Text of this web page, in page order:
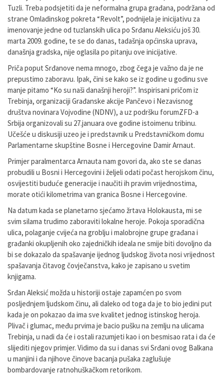
Tuzli. Treba podsjetiti da je neformalna grupa građana, podržana od
strane Omladinskog pokreta “Revolt”, podnijela je inicijativu za
imenovanje jedne od tuzlanskih ulica po Srđanu Aleksiću još 30.
marta 2009. godine, te se do danas, tadašnja općinska uprava,
današnja gradska, nije oglasila po pitanju ove inicijative.
Priča poput Srđanove nema mnogo, zbog čega je važno da je ne
prepustimo zaboravu. Ipak, čini se kako se iz godine u godinu sve
manje pitamo “Ko su naši današnji heroji?”. Inspirisani pričom iz
Trebinja, organizaciji Građanske akcije Pančevo i Nezavisnog
društva novinara Vojvodine (NDNV), a uz podršku forumZFD-a
Srbija organizovali su 27.januara ove godine istoimenu tribinu.
Učešće u diskusiji uzeo je i predstavnik u Predstavničkom domu
Parlamentarne skupštine Bosne i Hercegovine Damir Arnaut.
Primjer paralmentarca Arnauta nam govori da, ako ste se danas
probudili u Bosni i Hercegovini i željeli odati počast herojskom činu,
osvijestiti buduće generacije i naučiti ih pravim vrijednostima,
morate otići kilometrima van granica Bosne i Hercegovine.
Na datum kada se planetarno sjećamo žrtava Holokausta, mi se
svim silama trudimo zaboraviti lokalne heroje. Pokoja sporadična
ulica, polaganje cvijeća na groblju i malobrojne grupe građana i
građanki okupljenih oko zajedničkih ideala ne smije biti dovoljno da
bi se dokazalo da spašavanje ijednog ljudskog života nosi vrijednost
spašavanja čitavog čovječanstva, kako je zapisano u svetim
knjigama.
Srđan Aleksić možda u historiji ostaje zapamćen po svom
posljednjem ljudskom činu, ali daleko od toga da je to bio jedini put
kada je on pokazao da ima sve kvalitet jednog istinskog heroja.
Plivač i glumac, među prvima je bacio pušku na zemlju na ulicama
Trebinja, u nadi da će i ostali razumjeti kao i on besmisao rata i da će
slijediti njegov primjer. Vidimo da su i danas svi Srđani ovog Balkana
u manjini i da njihove činove bacanja pušaka zaglušuje
bombardovanje ratnohuškačkom retorikom.